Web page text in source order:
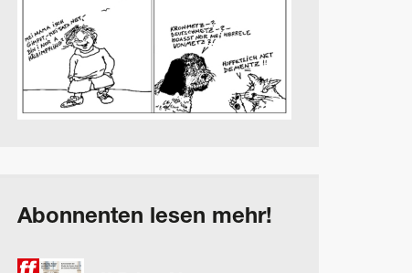
Abonnenten lesen mehr!